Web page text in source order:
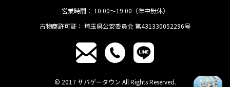
営業時間： 10:00〜19:00（年中無休）
古物商許可証： 埼玉県公安委員会 第431330052296号
© 2017 サバゲータウン All Rights Reserved.